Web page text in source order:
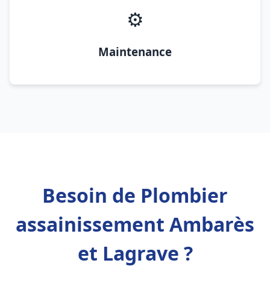
⚙️
Maintenance
Besoin de Plombier
assainissement Ambarès
et Lagrave ?